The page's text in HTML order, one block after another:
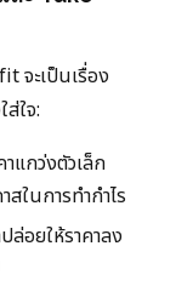
จะเป็นเรื่อง
ใจ:
าแกว่งตัวเล็ก
ในการทำกำไร
ปล่อยให้ราคาลง